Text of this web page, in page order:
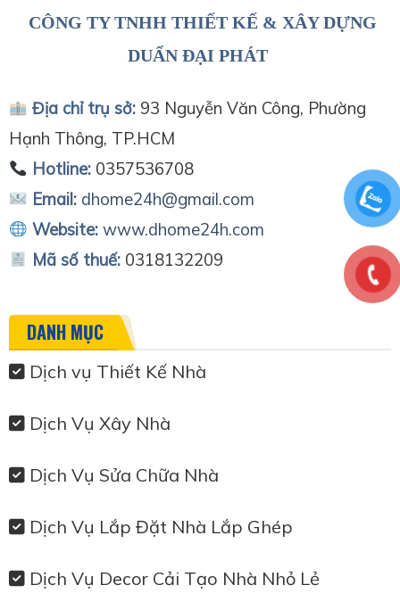
CÔNG TY TNHH THIẾT KẾ & XÂY DỰNG
DUẨN ĐẠI PHÁT
Địa chỉ trụ sở:93 Nguyễn Văn Công, Phường
Hạnh Thông, TP.HCM
Hotline:0357536708
Email: dhome24h@gmail.com
Website: www.dhome24h.com
Mã số thuế: 0318132209
DANH MỤC
Dịch vụ Thiết Kế Nhà
Dịch Vụ Xây Nhà
Dịch Vụ Sửa Chữa Nhà
Dịch Vụ Lắp Đặt Nhà Lắp Ghép
Dịch Vụ Decor Cải Tạo Nhà Nhỏ Lẻ